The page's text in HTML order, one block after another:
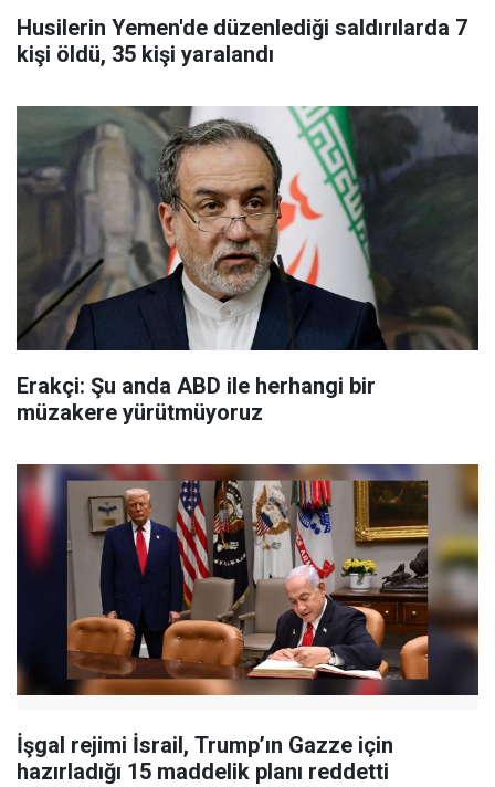
Husilerin Yemen'de düzenlediği saldırılarda 7
kişi öldü, 35 kişi yaralandı
Erakçi: Şu anda ABD ile herhangi bir
müzakere yürütmüyoruz
İşgal rejimi İsrail, Trump’ın Gazze için
hazırladığı 15 maddelik planı reddetti